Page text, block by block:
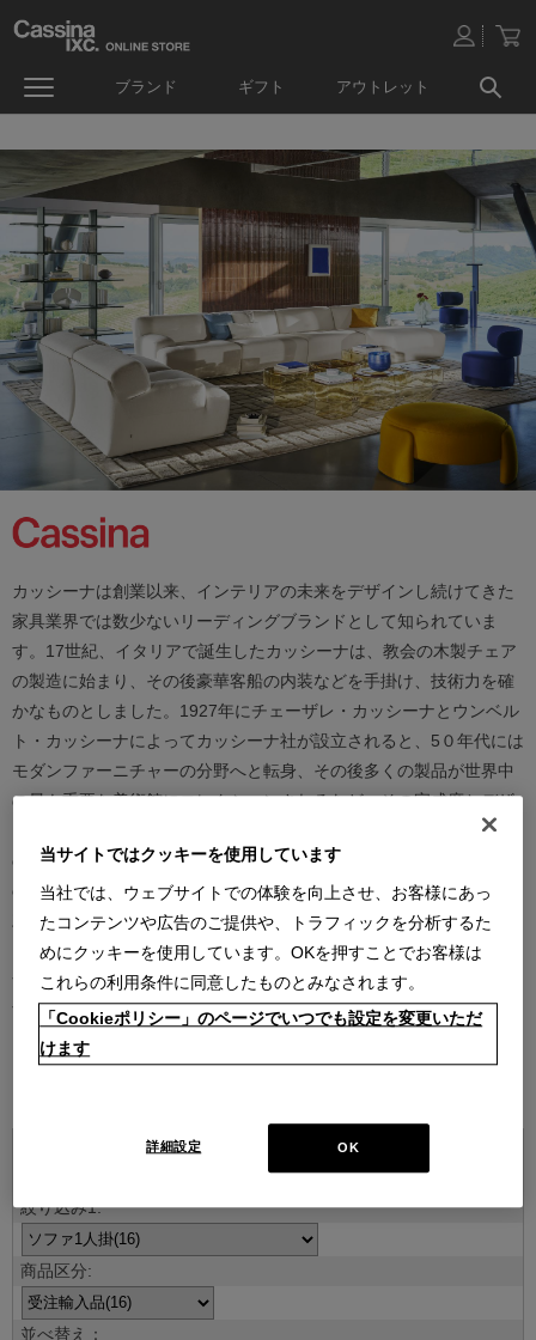
ブランド ギフト アウトレット
カッシーナは創業以来、インテリアの未来をデザインし続けてきた
家具業界では数少ないリーディングブランドとして知られていま
す。17世紀、イタリアで誕生したカッシーナは、教会の木製チェア
の製造に始まり、その後豪華客船の内装などを手掛け、技術力を確
かなものとしました。1927年にチェーザレ・カッシーナとウンベル
ト・カッシーナによってカッシーナ社が設立されると、5０年代には
モダンファーニチャーの分野へと転身、その後多くの製品が世界中
の最も重要な美術館にコレクションされるなど、その完成度とデザ
イン性は高い評価を得ています。この普遍的なクオリティを支える
のは、高水準のテクノロジーとアルチザン（職人）の技術の継承と
の見事な融合であり、また、永年をかけ築きあげられた歴史と信
頼、それを保ちながらも革新的に続けられる斬新で大胆な製品開発
と研究、著名な建築家やデザイナーとの協業にあります。カッシー
ナは、時代を越えて人々を魅了し、特別な満足感をもたらし続けま
す。
並べ替え：
当サイトではクッキーを使用しています
当社では、ウェブサイトでの体験を向上させ、お客様にあっ
たコンテンツや広告のご提供や、トラフィックを分析するた
めにクッキーを使用しています。OKを押すことでお客様は
これらの利用条件に同意したものとみなされます。
「Cookieポリシー」のページでいつでも設定を変更いただ
けます
OK
詳細設定